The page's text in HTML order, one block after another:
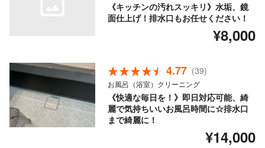
《キッチンの汚れスッキリ》水垢、鏡
面仕上げ！排水口もお任せください！
¥8,000
4.77 (39)
お風呂（浴室）クリーニング
《快適な毎日を！》即日対応可能、綺
麗で気持ちいいお風呂時間に☆排水口
まで綺麗に！
¥14,000